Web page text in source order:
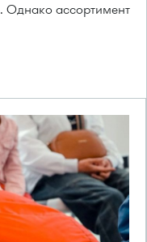
Однако ассортимент